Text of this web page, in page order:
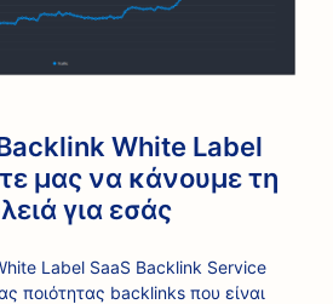
White Label
μας να κάνουμε τη
για εσάς
Label SaaS Backlink Service
ποιότητας backlinks που είναι